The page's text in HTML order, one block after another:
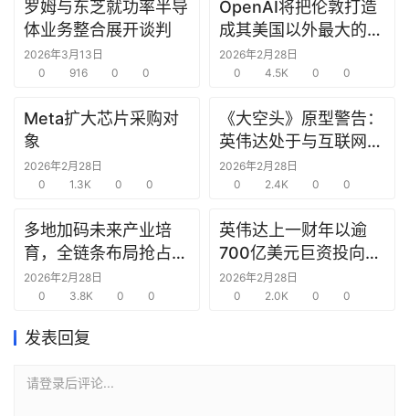
研
创
投
商
机
圈
罗姆与东芝就功率半导
体业务整合展开谈判
2026年3月13日
0
916 0 0
OpenAI将把伦敦打造
成其美国以外最大的研
究中心
2026年2月28日
0
4.5K 0 0
Meta扩大芯片采购对
象
2026年2月28日
0
1.3K 0 0
《大空头》原型警告：
英伟达处于与互联网泡
沫时期思科同样的“危
险境地”
2026年2月28日
0
2.4K 0 0
多地加码未来产业培
育，全链条布局抢占新
赛道先机
2026年2月28日
0
3.8K 0 0
英伟达上一财年以逾
700亿美元巨资投向合
作方，竭力巩固AI芯片
需求
2026年2月28日
0
2.0K 0 0
发表回复
请登录后评论...